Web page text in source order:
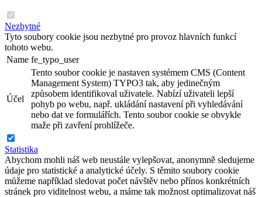
Nezbytné
Tyto soubory cookie jsou nezbytné pro provoz hlavních funkcí
tohoto webu.
Name fe_typo_user
Účel
Tento soubor cookie je nastaven systémem CMS (Content
Management System) TYPO3 tak, aby jedinečným
způsobem identifikoval uživatele. Nabízí uživateli lepší
pohyb po webu, např. ukládání nastavení při vyhledávání
nebo dat ve formulářích. Tento soubor cookie se obvykle
maže při zavření prohlížeče.
Statistika
Abychom mohli náš web neustále vylepšovat, anonymně sledujeme
údaje pro statistické a analytické účely. S těmito soubory cookie
můžeme například sledovat počet návštěv nebo přínos konkrétních
stránek pro viditelnost webu, a máme tak možnost optimalizovat náš